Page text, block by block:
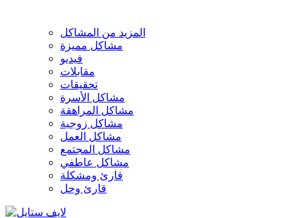
المزيد من المشاكل
مشاكل مميزة
فيديو
مقابلات
تحقيقات
مشاكل الأسرة
مشاكل المراهقة
مشاكل زوجية
مشاكل العمل
مشاكل المجتمع
مشاكل عاطفي
قارئ ومشكلة
قارئ وحل